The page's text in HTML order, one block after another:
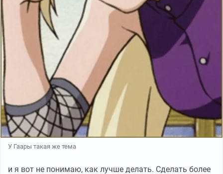
У Гаары такая же тема
и я вот не понимаю, как лучше делать. Сделать более